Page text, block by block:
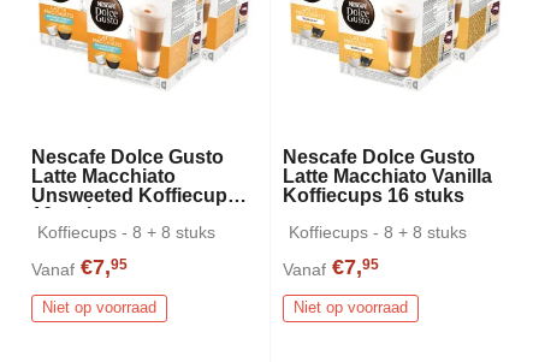
Nescafe Dolce Gusto
Latte Macchiato
Unsweeted Koffiecups
16 stuks
Koffiecups - 8 + 8 stuks
Vanaf €7,95
Niet op voorraad
Nescafe Dolce Gusto
Latte Macchiato Vanilla
Koffiecups 16 stuks
Koffiecups - 8 + 8 stuks
Vanaf €7,95
Niet op voorraad